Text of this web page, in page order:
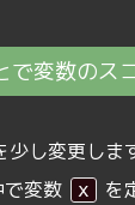
で変数のス
し変更しま
で変数 x
を